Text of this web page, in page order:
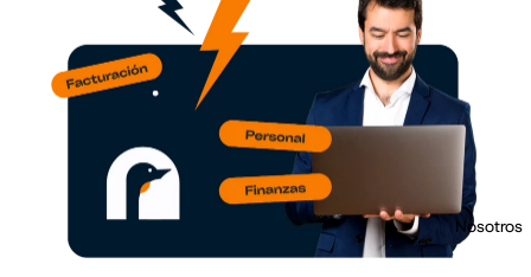
Nosotros
¡Simplicidad y control!
Consigue Noterp para tu equipo de trabajo. Un
sistema de administración empresarial diseñado
para PYMES, ¡porque no somos solo un ERP,